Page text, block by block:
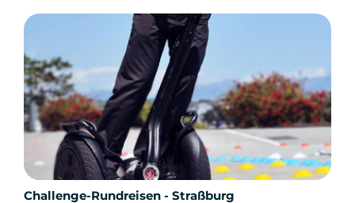
Challenge-Rundreisen - Straßburg